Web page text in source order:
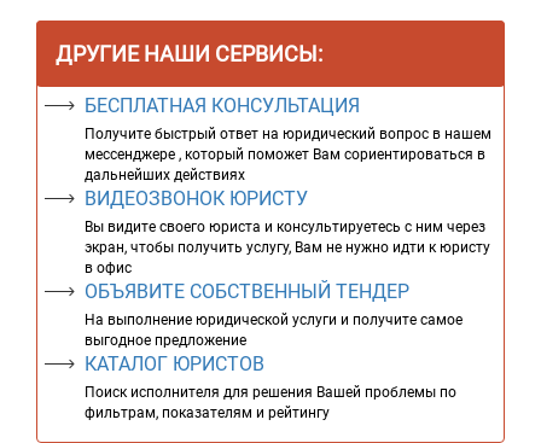
ДРУГИЕ НАШИ СЕРВИСЫ:
БЕСПЛАТНАЯ КОНСУЛЬТАЦИЯ
Получите быстрый ответ на юридический вопрос в нашем
мессенджере , который поможет Вам сориентироваться в
дальнейших действиях
ВИДЕОЗВОНОК ЮРИСТУ
Вы видите своего юриста и консультируетесь с ним через
экран, чтобы получить услугу, Вам не нужно идти к юристу
в офис
ОБЪЯВИТЕ СОБСТВЕННЫЙ ТЕНДЕР
На выполнение юридической услуги и получите самое
выгодное предложение
КАТАЛОГ ЮРИСТОВ
Поиск исполнителя для решения Вашей проблемы по
фильтрам, показателям и рейтингу